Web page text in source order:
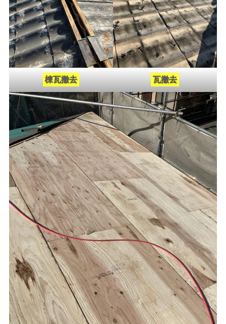
棟瓦撤去 瓦撤去